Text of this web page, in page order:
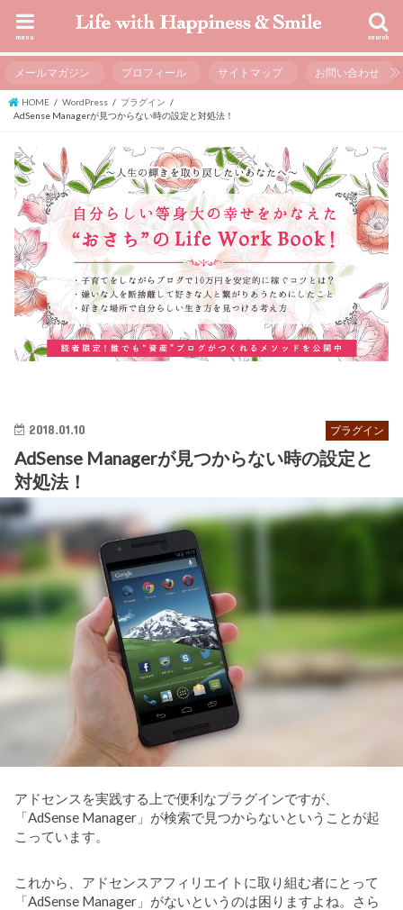
search
menu
メールマガジン プロフィール サイトマップ お問い合わせ
HOME WordPress
プラグイン
AdSense Managerが見つからない時の設定と対処法！
プラグイン
2018.01.10
AdSense Managerが見つからない時の設定と
対処法！
アドセンスを実践する上で便利なプラグインですが、
「AdSense Manager」が検索で見つからないということが起
こっています。
これから、アドセンスアフィリエイトに取り組む者にとって
「AdSense Manager」がないというのは困りますよね。さら